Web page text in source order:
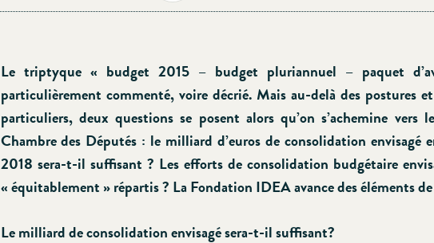
Le triptyque « budget 2015 – budget pluriannuel – paquet
particulièrement commenté, voire décrié. Mais au-delà des postures
particuliers, deux questions se posent alors qu’on s’achemine vers
Chambre des Députés : le milliard d’euros de consolidation envisagé
2018 sera-t-il suffisant ? Les efforts de consolidation budgétaire
« équitablement » répartis ? La Fondation IDEA avance des éléments
Le milliard de consolidation envisagé sera-t-il suffisant?